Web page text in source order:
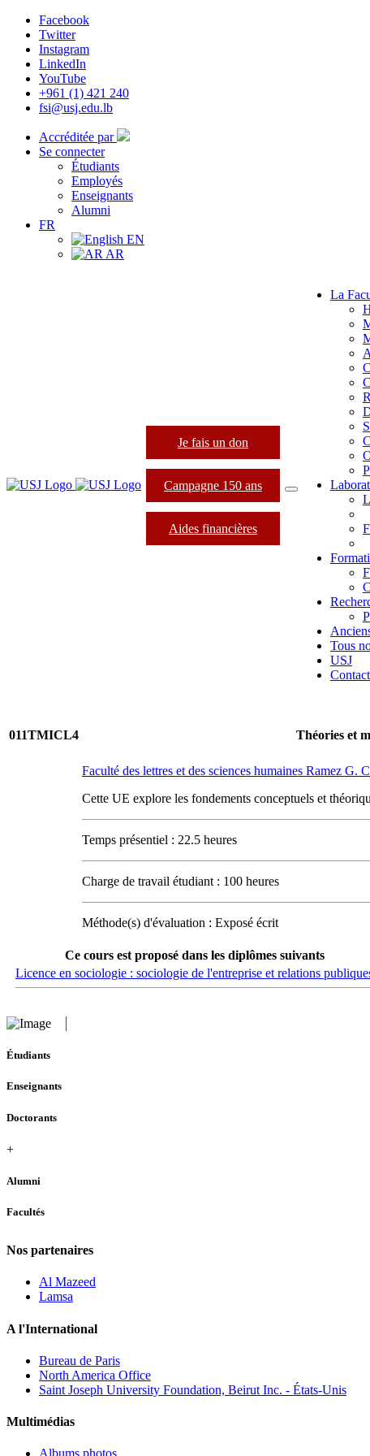
Facebook
Twitter
Instagram
LinkedIn
YouTube
+961 (1) 421 240
fsi@usj.edu.lb
Accréditée par
Se connecter
Étudiants
Employés
Enseignants
Alumni
FR
EN
AR
Je fais un don
Campagne 150 ans
Aides financières
La
Tous
USJ
Contact
011TMICL4 Théories et
Faculté des lettres et des sciences humaines Ramez G.
Cette UE explore les fondements conceptuels et
Temps présentiel : 22.5 heures
Charge de travail étudiant : 100 heures
Méthode(s) d'évaluation : Exposé écrit
Ce cours est proposé dans les diplômes suivants
Licence en sociologie : sociologie de l'entreprise et relations
Étudiants
Enseignants
Doctorants
+
Alumni
Facultés
Nos partenaires
Al Mazeed
Lamsa
A l'International
Bureau de Paris
North America Office
Saint Joseph University Foundation, Beirut Inc. - États-Unis
Multimédias